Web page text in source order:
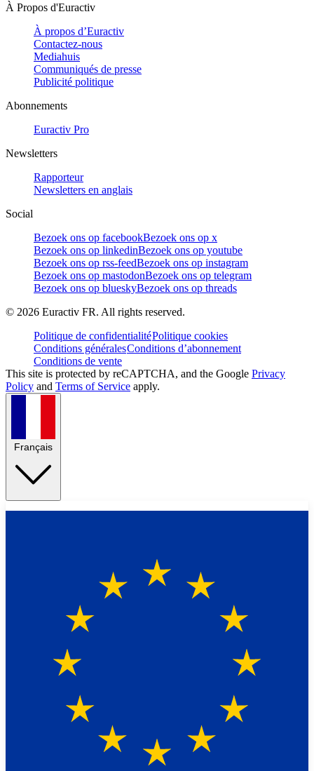
À Propos d'Euractiv
À propos d’Euractiv
Contactez-nous
Mediahuis
Communiqués de presse
Publicité politique
Abonnements
Euractiv Pro
Newsletters
Rapporteur
Newsletters en anglais
Social
Bezoek ons op facebookBezoek ons op x
Bezoek ons op linkedinBezoek ons op youtube
Bezoek ons op rss-feedBezoek ons op instagram
Bezoek ons op mastodonBezoek ons op telegram
Bezoek ons op blueskyBezoek ons op threads
© 2026 Euractiv FR. All rights reserved.
Politique de confidentialitéPolitique cookies
Conditions généralesConditions d’abonnement
Conditions de vente
This site is protected by reCAPTCHA, and the Google Privacy
Policy and Terms of Service apply.
Français